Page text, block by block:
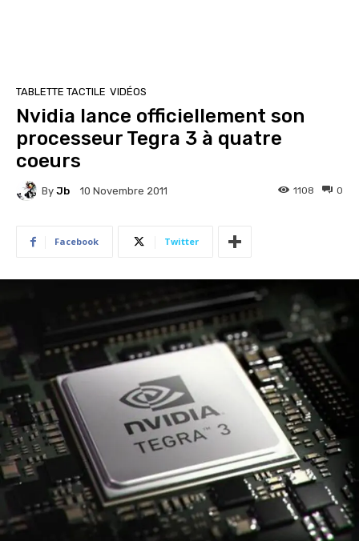
TABLETTE TACTILE VIDÉOS
Nvidia lance officiellement son
processeur Tegra 3 à quatre
coeurs
By Jb 10 Novembre 2011 0
1108
Facebook Twitter